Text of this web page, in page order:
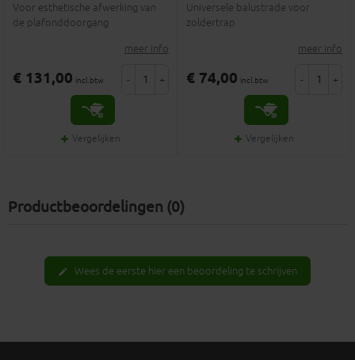
Voor esthetische afwerking van
de plafonddoorgang
meer info
€ 131,00 incl.btw - +
Vergelijken
Universele balustrade voor
zoldertrap
meer info
€ 74,00 incl.btw - +
Vergelijken
Productbeoordelingen (0)
edit Wees de eerste hier een beoordeling te schrijven